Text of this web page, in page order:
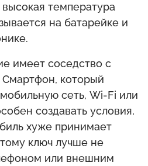
высокая температура
на батарейке и
имеет соседство с
который
сеть, Wi-Fi или
создавать условия,
хуже принимает
ключ лучше не
или внешним